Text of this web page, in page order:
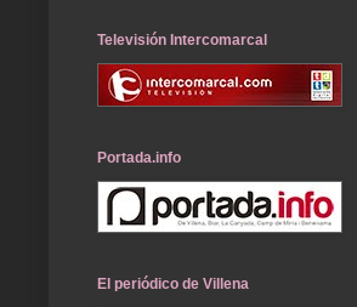
Televisión Intercomarcal
Portada.info
El periódico de Villena